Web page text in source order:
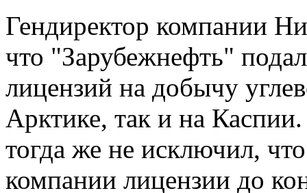
Гендиректор компании
что "Зарубежнефть"
лицензий на добычу
Арктике, так и на
тогда же не исключил,
компании лицензии до